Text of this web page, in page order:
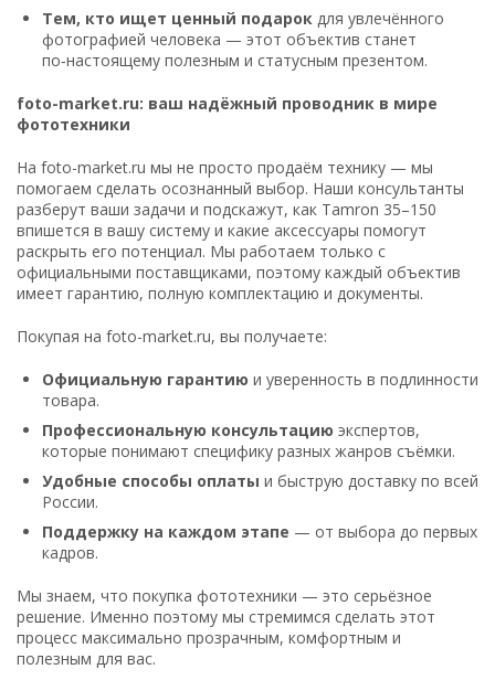
Тем, кто ищет ценный подарок для увлечённого
фотографией человека — этот объектив станет
по‑настоящему полезным и статусным презентом.
foto-market.ru: ваш надёжный проводник в мире
фототехники
На foto-market.ru мы не просто продаём технику — мы
помогаем сделать осознанный выбор. Наши консультанты
разберут ваши задачи и подскажут, как Tamron 35–150
впишется в вашу систему и какие аксессуары помогут
раскрыть его потенциал. Мы работаем только с
официальными поставщиками, поэтому каждый объектив
имеет гарантию, полную комплектацию и документы.
Покупая на foto-market.ru, вы получаете:
Официальную гарантию и уверенность в подлинности
товара.
Профессиональную консультацию экспертов,
которые понимают специфику разных жанров съёмки.
Удобные способы оплаты и быструю доставку по всей
России.
Поддержку на каждом этапе — от выбора до первых
кадров.
Мы знаем, что покупка фототехники — это серьёзное
решение. Именно поэтому мы стремимся сделать этот
процесс максимально прозрачным, комфортным и
полезным для вас.